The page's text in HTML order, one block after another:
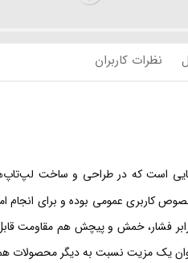
نظرات کاربران
است که در طراحی و ساخت
عمومی بوده و برای انجام
یک مزیت نسبت به دیگر محصولات